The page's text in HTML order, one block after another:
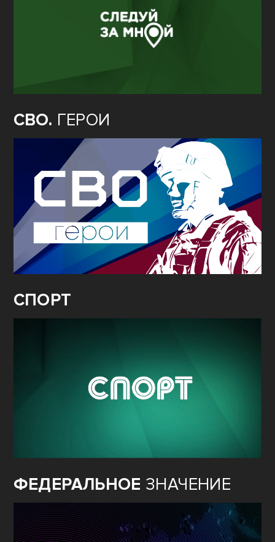
СВО. ГЕРОИ
СПОРТ
ФЕДЕРАЛЬНОЕ ЗНАЧЕНИЕ